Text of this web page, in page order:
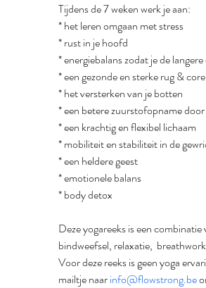
Tijdens de 7 weken werk je aan:
* het leren omgaan met stress
* rust in je hoofd
* energiebalans zodat je de
* een gezonde en sterke rug & core
* het versterken van je botten
* een betere zuurstofopname
* een krachtig en flexibel lichaam
* mobiliteit en stabiliteit in de
* een heldere geest
* emotionele balans
* body detox
Deze yogareeks is een
bindweefsel, relaxatie,
Voor deze reeks is geen yoga
mailtje naar info@flowstrong.be